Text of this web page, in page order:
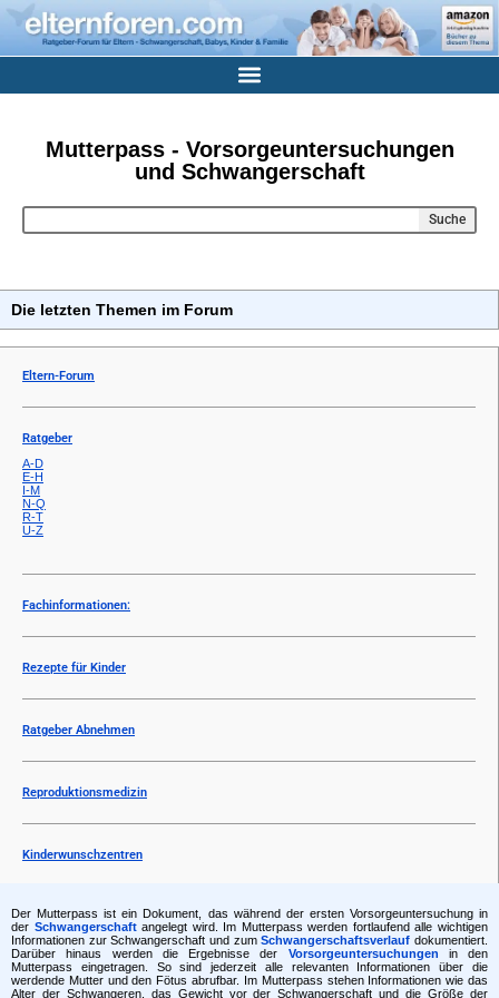
Mutterpass - Vorsorgeuntersuchungen
und Schwangerschaft
Suche
Die letzten Themen im Forum
Eltern-Forum
Ratgeber
A-D
E-H
I-M
N-Q
R-T
U-Z
Fachinformationen:
Rezepte für Kinder
Ratgeber Abnehmen
Reproduktionsmedizin
Kinderwunschzentren
Der Mutterpass ist ein Dokument, das während der ersten Vorsorgeuntersuchung in
der Schwangerschaftangelegt wird. Im Mutterpass werden fortlaufend alle wichtigen
Informationen zur Schwangerschaft und zumSchwangerschaftsverlauf dokumentiert.
Darüber hinaus werden die Ergebnisse der Vorsorgeuntersuchungen in den
Mutterpass eingetragen. So sind jederzeit alle relevanten Informationen über die
werdende Mutter und den Fötus abrufbar. Im Mutterpass stehen Informationen wie das
Alter der Schwangeren, das Gewicht vor der Schwangerschaft und die Größe der